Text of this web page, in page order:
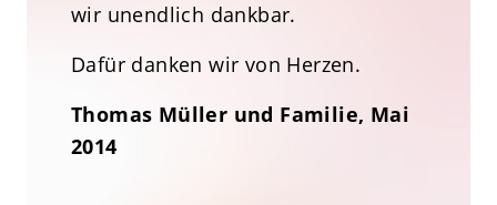
wir unendlich dankbar.
Dafür danken wir von Herzen.
Thomas Müller und Familie, Mai
2014